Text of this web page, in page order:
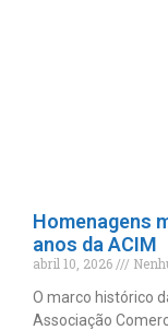
Homenagens
anos da ACIM
abril 10, 2026
O marco histórico
Associação